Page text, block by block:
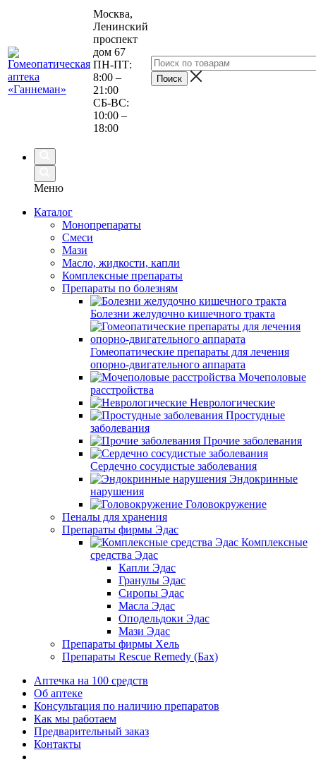
Москва,
Ленинский
проспект
дом 67
ПН-ПТ:
8:00 –
21:00
СБ-ВС:
10:00 –
18:00
Меню
Каталог
Монопрепараты
Смеси
Мази
Масло, жидкости, капли
Комплексные препараты
Препараты по болезням
Болезни желудочно кишечного тракта
Гомеопатические препараты для лечения
опорно-двигательного аппарата
Мочеполовые
расстройства
Неврологические
Простудные
заболевания
Прочие заболевания
Сердечно сосудистые заболевания
Эндокринные
нарушения
Головокружение
Пеналы для хранения
Препараты фирмы Эдас
Комплексные
средства Эдас
Капли Эдас
Гранулы Эдас
Сиропы Эдас
Масла Эдас
Оподельдоки Эдас
Мази Эдас
Препараты фирмы Хель
Препараты Rescue Remedy (Бах)
Аптечка на 100 средств
Об аптеке
Консультация по наличию препаратов
Как мы работаем
Предварительный заказ
Контакты